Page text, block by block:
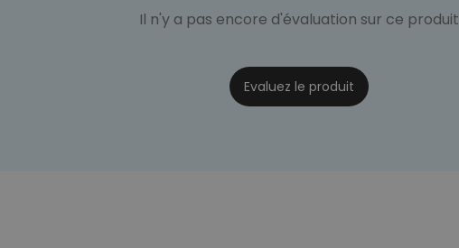
Il n'y a pas encore d'évaluation sur ce produit
Evaluez le produit